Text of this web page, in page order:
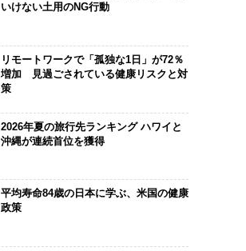
いけない土用のNG行動
リモートワークで「孤独な1日」が72％
増加 見過ごされている健康リスクと対
策
2026年夏の旅行先ランキング ハワイと
沖縄が連続首位を獲得
平均寿命84歳の日本に学ぶ、米国の健康
政策